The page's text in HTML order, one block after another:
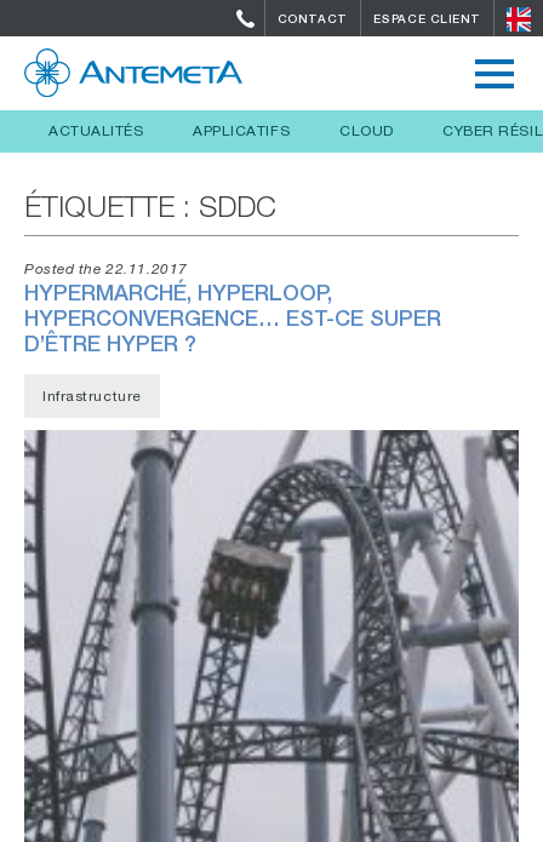
CONTACT ESPACE CLIENT
ACTUALITÉS APPLICATIFS CLOUD CYBER
ÉTIQUETTE : SDDC
Posted the 22.11.2017
HYPERMARCHÉ, HYPERLOOP,
HYPERCONVERGENCE… EST-CE SUPER
D’ÊTRE HYPER ?
Infrastructure